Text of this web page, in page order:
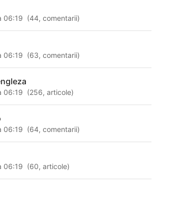
06:19 (44,comentarii)
06:19 (63,comentarii)
06:19 (256,articole)
06:19 (64,comentarii)
06:19 (60,articole)